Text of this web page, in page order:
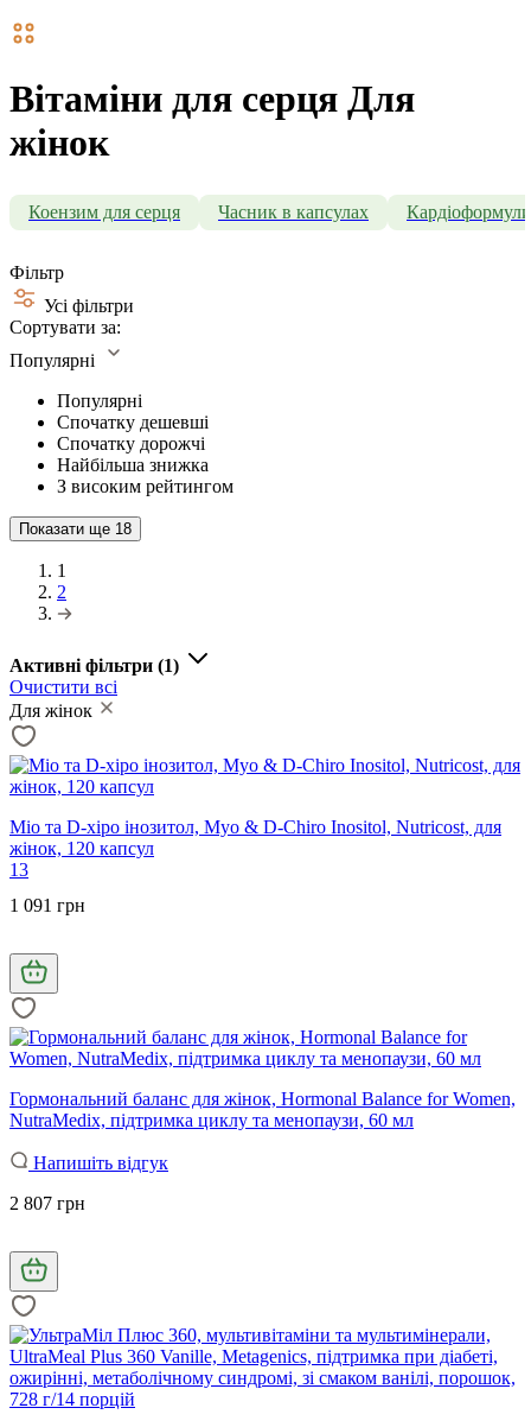
Вітаміни для серця Для
жінок
Коензим для серця Часник в капсулах Кардіоформули
Фільтр
Усі фільтри
Сортувати за:
Популярні
Популярні
Спочатку дешевші
Спочатку дорожчі
Найбільша знижка
З високим рейтингом
Показати ще 18
1
2
Активні фільтри (1)
Очистити всі
Для жінок
Міо та D-хіро інозитол, Myo & D-Chiro Inositol, Nutricost, для
жінок, 120 капсул
13
1 091 грн
Гормональний баланс для жінок, Hormonal Balance for Women,
NutraMedix, підтримка циклу та менопаузи, 60 мл
Напишіть відгук
2 807 грн